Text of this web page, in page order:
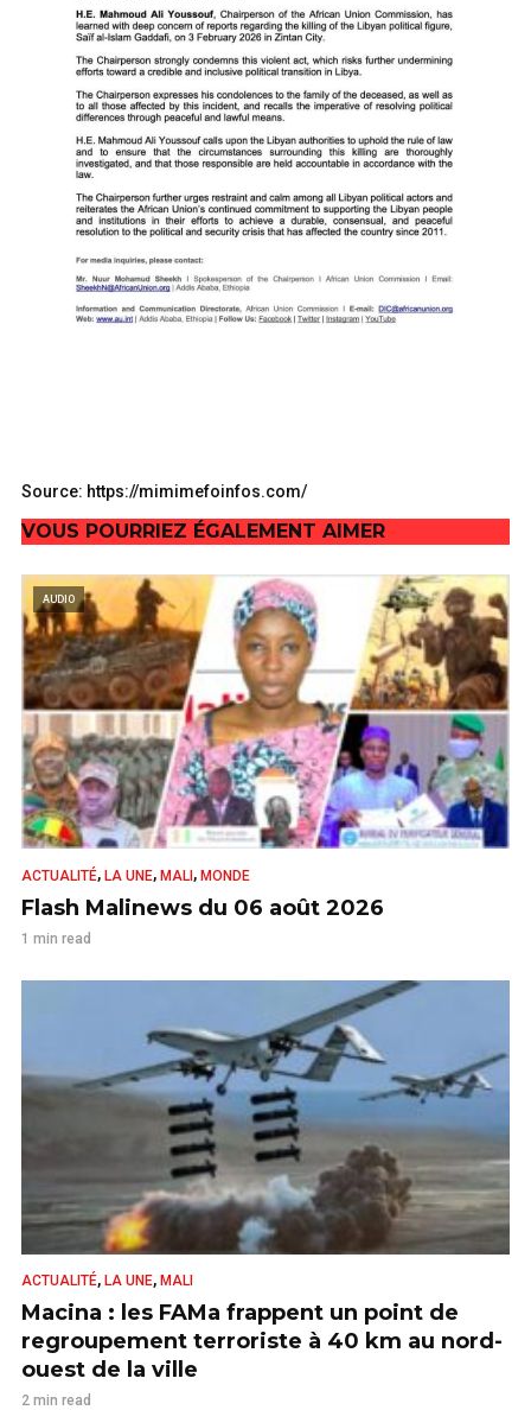
Source: https://mimimefoinfos.com/
VOUS POURRIEZ ÉGALEMENT AIMER
AUDIO
ACTUALITÉ, LA UNE, MALI, MONDE
Flash Malinews du 06 août 2026
1 min read
ACTUALITÉ, LA UNE, MALI
Macina : les FAMa frappent un point de
regroupement terroriste à 40 km au nord-
ouest de la ville
2 min read